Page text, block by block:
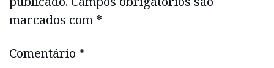
marcados com *
Comentário *